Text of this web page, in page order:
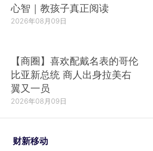
心智｜教孩子真正阅读
2026年08月09日
【商圈】喜欢配戴名表的哥伦
比亚新总统 商人出身拉美右
翼又一员
2026年08月09日
财新移动